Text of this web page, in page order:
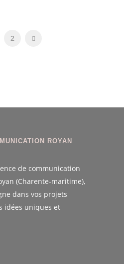
2
ROYAN
de communication
(Charente-maritime),
dans vos projets
idées uniques et